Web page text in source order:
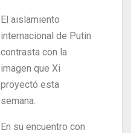
El aislamiento
internacional de Putin
contrasta con la
imagen que Xi
proyectó esta
semana.
En su encuentro con